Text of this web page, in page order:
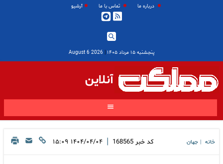
درباره ما تماس با ما آرشیو
پنجشنبه ۱۵ مرداد ۱۴۰۵ |
2026 August 6
آنلاین
خانه جهان کد خبر 168565
| ۱۴۰۴/۰۴/۰۴ ۱۵:۰۹